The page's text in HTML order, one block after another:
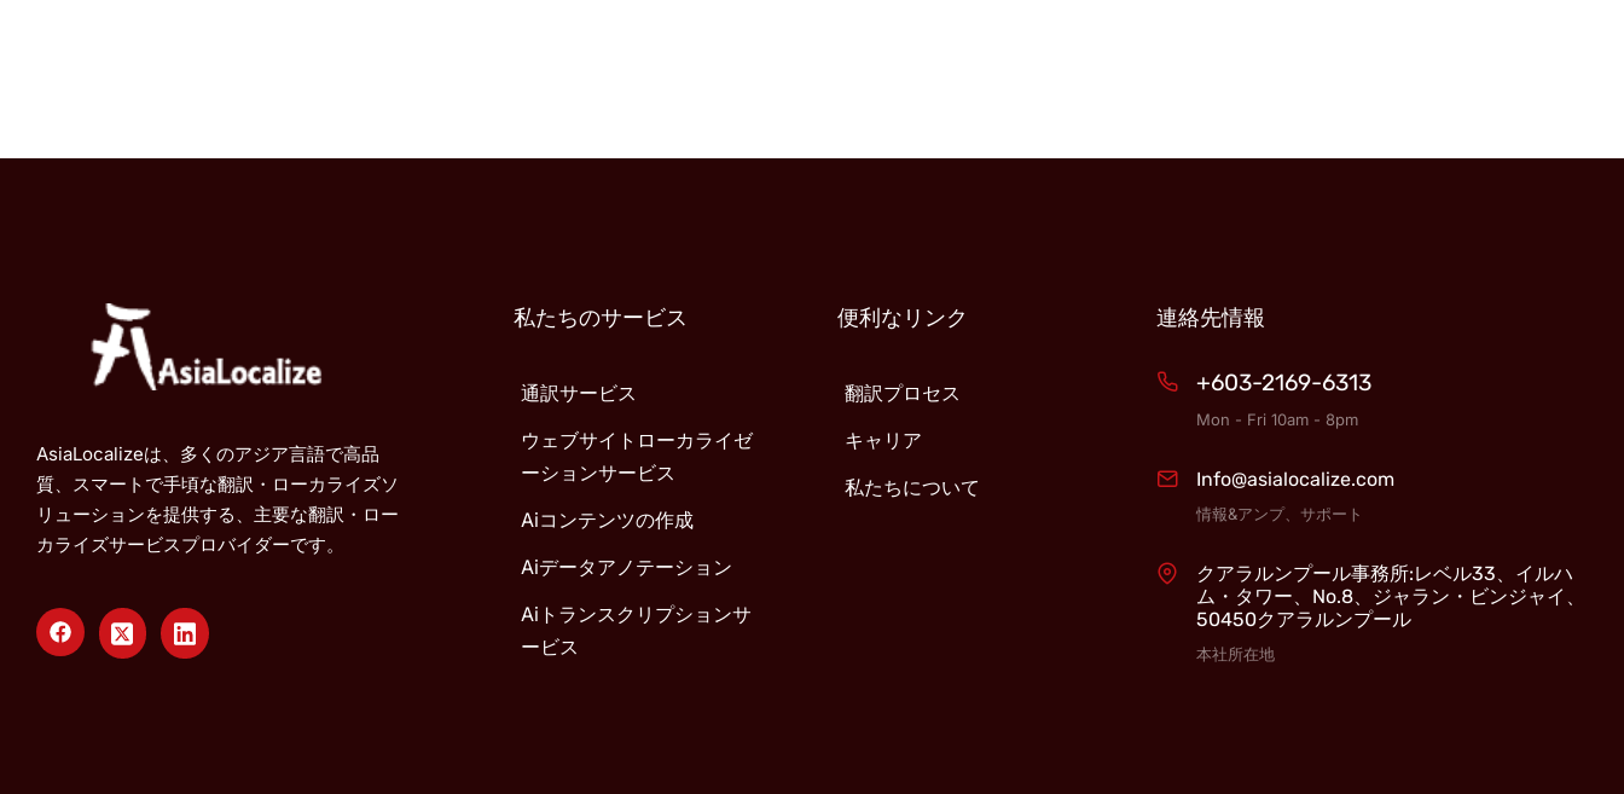
AsiaLocalizeは、多くのアジア言語で高品
質、スマートで手頃な翻訳・ローカライズソ
リューションを提供する、主要な翻訳・ロー
カライズサービスプロバイダーです。
私たちのサービス
通訳サービス
ウェブサイトローカライゼ
ーションサービス
Aiコンテンツの作成
Aiデータアノテーション
Aiトランスクリプションサ
ービス
便利なリンク
翻訳プロセス
キャリア
私たちについて
連絡先情報
+603-2169-6313
Mon - Fri 10am - 8pm
Info@asialocalize.com
情報&アンプ、サポート
クアラルンプール事務所:レベル33、イルハ
ム・タワー、No.8、ジャラン・ビンジャイ、
50450クアラルンプール
本社所在地